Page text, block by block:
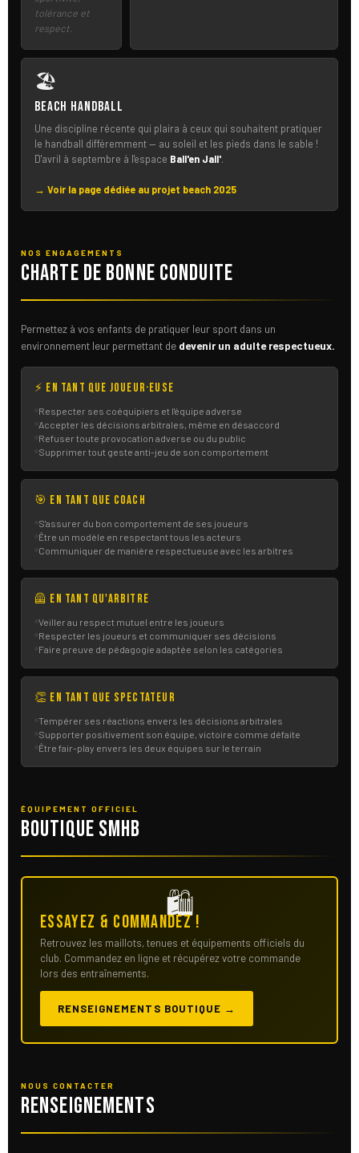
tolérance et
respect.
🏖
Beach Handball
Une discipline récente qui plaira à ceux qui souhaitent pratiquer
le handball différemment — au soleil et les pieds dans le sable !
D'avril à septembre à l'espace Ball'en Jall'.
→ Voir la page dédiée au projet beach 2025
NOS ENGAGEMENTS
Charte de bonne conduite
Permettez à vos enfants de pratiquer leur sport dans un
environnement leur permettant de devenir un adulte respectueux.
⚡ En tant que joueur·euse
Respecter ses coéquipiers et l'équipe adverse
Accepter les décisions arbitrales, même en désaccord
Refuser toute provocation adverse ou du public
Supprimer tout geste anti-jeu de son comportement
🎯 En tant que coach
S'assurer du bon comportement de ses joueurs
Être un modèle en respectant tous les acteurs
Communiquer de manière respectueuse avec les arbitres
🦺 En tant qu'arbitre
Veiller au respect mutuel entre les joueurs
Respecter les joueurs et communiquer ses décisions
Faire preuve de pédagogie adaptée selon les catégories
👏 En tant que spectateur
Tempérer ses réactions envers les décisions arbitrales
Supporter positivement son équipe, victoire comme défaite
Être fair-play envers les deux équipes sur le terrain
ÉQUIPEMENT OFFICIEL
Boutique SMHB
🛍
Essayez & commandez !
Retrouvez les maillots, tenues et équipements officiels du
club. Commandez en ligne et récupérez votre commande
lors des entraînements.
RENSEIGNEMENTS BOUTIQUE →
NOUS CONTACTER
Renseignements